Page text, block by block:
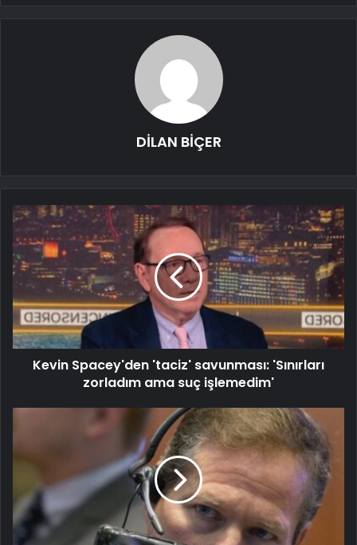
DİLAN BİÇER
Kevin Spacey'den 'taciz' savunması: 'Sınırları
zorladım ama suç işlemedim'